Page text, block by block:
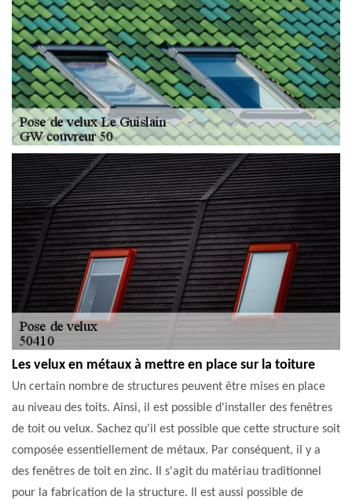
Les velux en métaux à mettre en place sur la toiture
Un certain nombre de structures peuvent être mises en place
au niveau des toits. Ainsi, il est possible d'installer des fenêtres
de toit ou velux. Sachez qu'il est possible que cette structure soit
composée essentiellement de métaux. Par conséquent, il y a
des fenêtres de toit en zinc. Il s'agit du matériau traditionnel
pour la fabrication de la structure. Il est aussi possible de